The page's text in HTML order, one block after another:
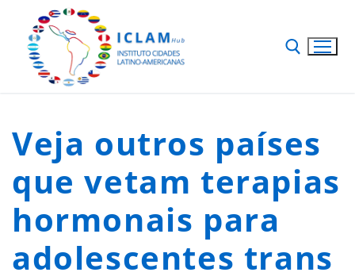
Veja outros países
que vetam terapias
hormonais para
adolescentes trans